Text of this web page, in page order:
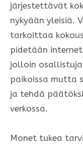
järjestettävät
nykyään yleisiä.
tarkoittaa
pidetään
jolloin
paikoissa mutta
ja tehdä
verkossa.
Monet tukea